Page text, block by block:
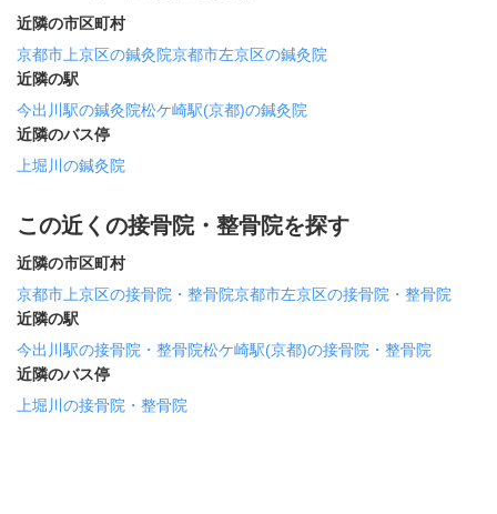
近隣の市区町村
京都市上京区の鍼灸院京都市左京区の鍼灸院
近隣の駅
今出川駅の鍼灸院松ケ崎駅(京都)の鍼灸院
近隣のバス停
上堀川の鍼灸院
この近くの接骨院・整骨院を探す
近隣の市区町村
京都市上京区の接骨院・整骨院京都市左京区の接骨院・整骨院
近隣の駅
今出川駅の接骨院・整骨院松ケ崎駅(京都)の接骨院・整骨院
近隣のバス停
上堀川の接骨院・整骨院